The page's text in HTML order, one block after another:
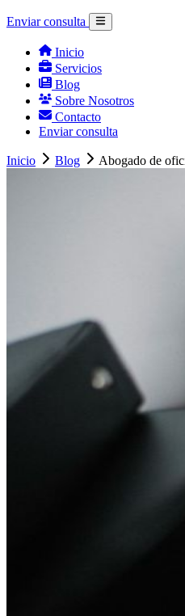
Enviar consulta
Inicio
Servicios
Blog
Sobre Nosotros
Contacto
Enviar consulta
Inicio Blog Abogado de